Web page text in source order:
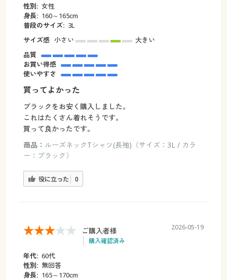
性別: 女性
身長: 160～165cm
普段のサイズ: 3L
サイズ感 小さい
大きい
品質
お買い得感
使いやすさ
買ってよかった
ブラックをお安く購入しました。
これはたくさん着れそうです。
買って良かったです。
商品： ルーズネックTシャツ(長袖)（サイズ：3L / カラ
ー：ブラック）
役に立った 0
ご購入者様
購入確認済み
2026-05-19
年代: 60代
性別: 無回答
身長: 165～170cm